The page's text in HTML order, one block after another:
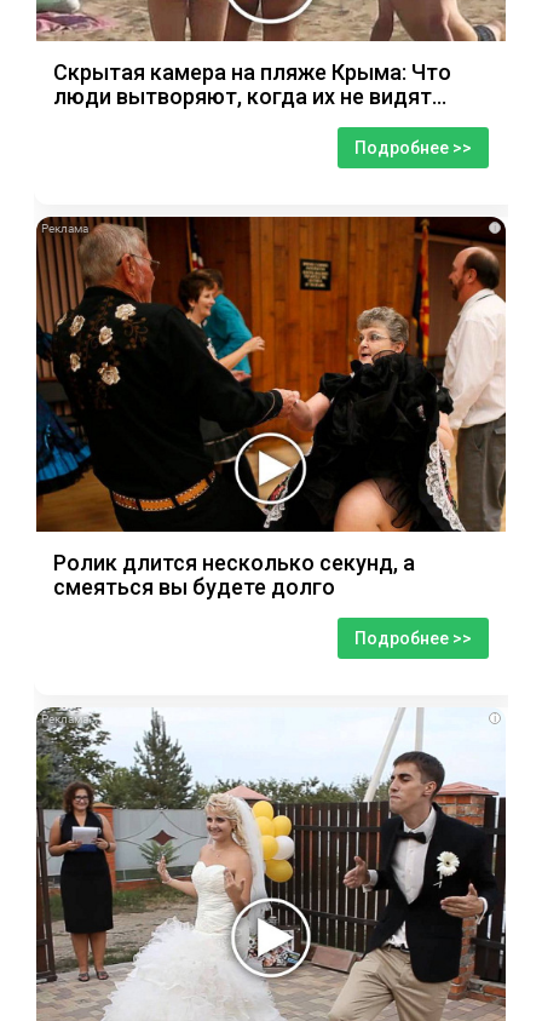
Скрытая камера на пляже Крыма: Что
люди вытворяют, когда их не видят...
Подробнее >>
i
Ролик длится несколько секунд, а
смеяться вы будете долго
Подробнее >>
i